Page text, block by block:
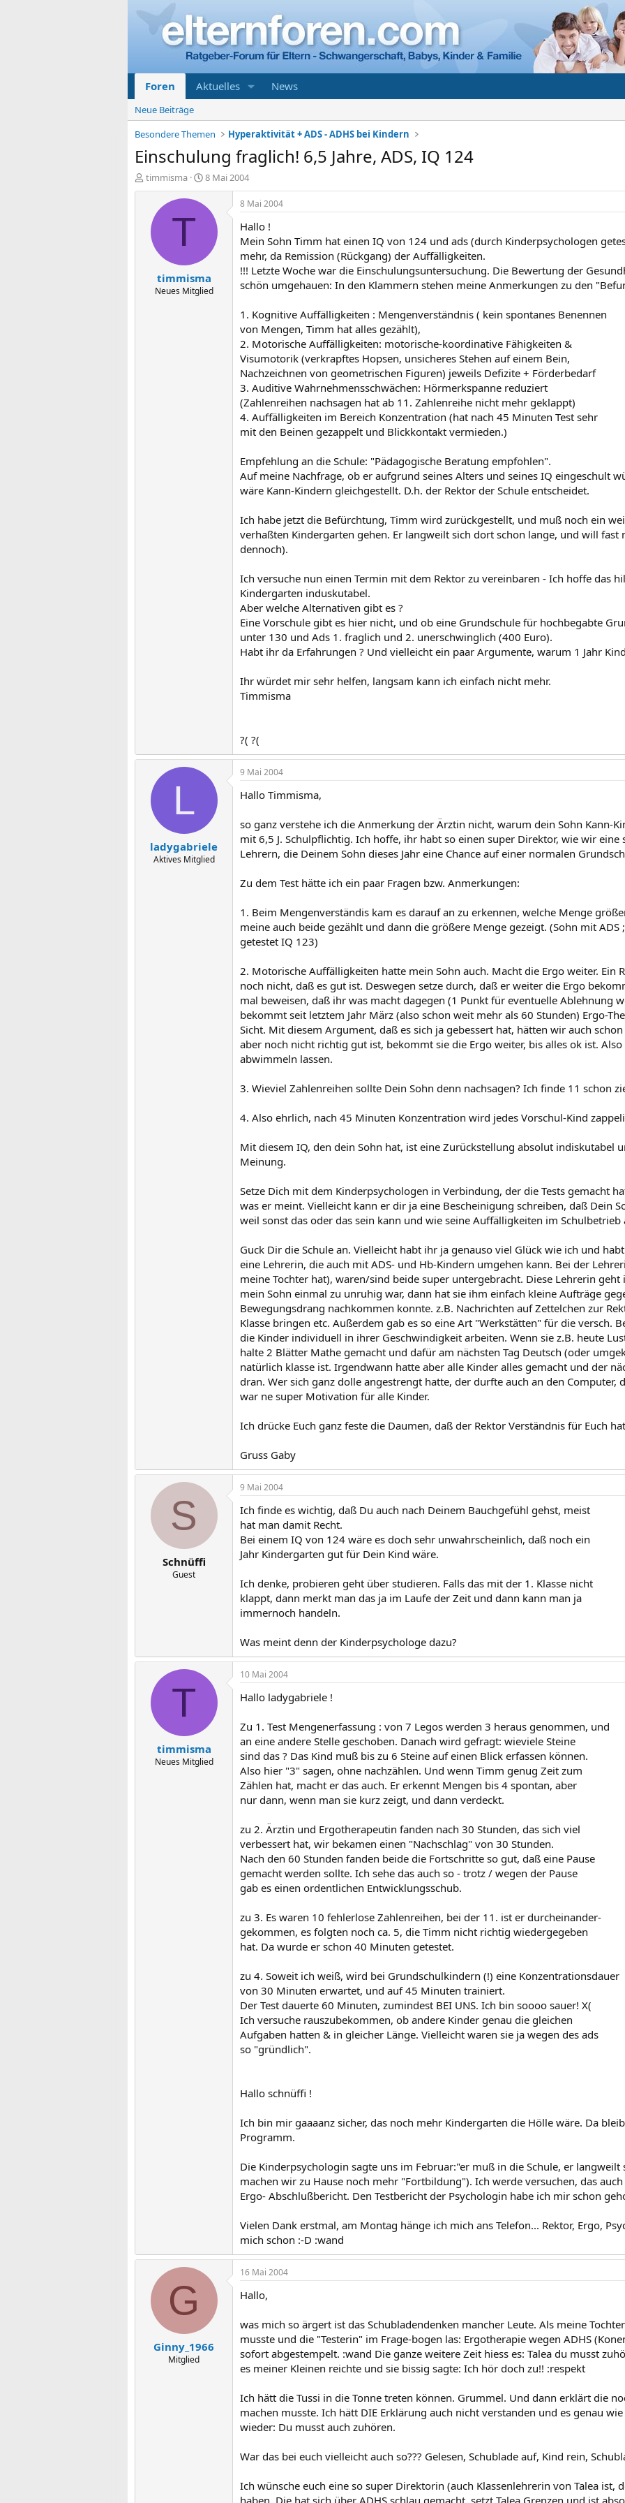
Foren Aktuelles News
Neue Beiträge
Besondere Themen
Hyperaktivität + ADS - ADHS bei Kindern
Einschulung fraglich! 6,5 Jahre, ADS, IQ 124
E
r
timmisma
E
r
a
m
8 Mai 2004
T
timmisma
Neues Mitglied
8 Mai 2004
Hallo !
Mein Sohn Timm hat einen IQ von 124 und ads (durch Kinderpsychologen
mehr, da Remission (Rückgang) der Auffälligkeiten.
!!! Letzte Woche war die Einschulungsuntersuchung. Die Bewertung der
schön umgehauen: In den Klammern stehen meine Anmerkungen zu den
1. Kognitive Auffälligkeiten : Mengenverständnis ( kein spontanes Benennen
von Mengen, Timm hat alles gezählt),
2. Motorische Auffälligkeiten: motorische-koordinative Fähigkeiten &
Visumotorik (verkrapftes Hopsen, unsicheres Stehen auf einem Bein,
Nachzeichnen von geometrischen Figuren) jeweils Defizite + Förderbedarf
3. Auditive Wahrnehmensschwächen: Hörmerkspanne reduziert
(Zahlenreihen nachsagen hat ab 11. Zahlenreihe nicht mehr geklappt)
4. Auffälligkeiten im Bereich Konzentration (hat nach 45 Minuten Test sehr
mit den Beinen gezappelt und Blickkontakt vermieden.)
Empfehlung an die Schule: "Pädagogische Beratung empfohlen".
Auf meine Nachfrage, ob er aufgrund seines Alters und seines IQ eingeschult
wäre Kann-Kindern gleichgestellt. D.h. der Rektor der Schule entscheidet.
Ich habe jetzt die Befürchtung, Timm wird zurückgestellt, und muß noch ein
verhaßten Kindergarten gehen. Er langweilt sich dort schon lange, und will
dennoch).
Ich versuche nun einen Termin mit dem Rektor zu vereinbaren - Ich hoffe das
Kindergarten induskutabel.
Aber welche Alternativen gibt es ?
Eine Vorschule gibt es hier nicht, und ob eine Grundschule für hochbegabte
unter 130 und Ads 1. fraglich und 2. unerschwinglich (400 Euro).
Habt ihr da Erfahrungen ? Und vielleicht ein paar Argumente, warum 1 Jahr
Ihr würdet mir sehr helfen, langsam kann ich einfach nicht mehr.
Timmisma
?( ?(
L
ladygabriele
Aktives Mitglied
9 Mai 2004
Hallo Timmisma,
so ganz verstehe ich die Anmerkung der Ärztin nicht, warum dein Sohn Kann-
mit 6,5 J. Schulpflichtig. Ich hoffe, ihr habt so einen super Direktor, wie wir
Lehrern, die Deinem Sohn dieses Jahr eine Chance auf einer normalen
Zu dem Test hätte ich ein paar Fragen bzw. Anmerkungen:
1. Beim Mengenverständis kam es darauf an zu erkennen, welche Menge
meine auch beide gezählt und dann die größere Menge gezeigt. (Sohn mit
getestet IQ 123)
2. Motorische Auffälligkeiten hatte mein Sohn auch. Macht die Ergo weiter. Ein
noch nicht, daß es gut ist. Deswegen setze durch, daß er weiter die Ergo
mal beweisen, daß ihr was macht dagegen (1 Punkt für eventuelle Ablehnung
bekommt seit letztem Jahr März (also schon weit mehr als 60 Stunden) Ergo-
Sicht. Mit diesem Argument, daß es sich ja gebessert hat, hätten wir auch
aber noch nicht richtig gut ist, bekommt sie die Ergo weiter, bis alles ok ist.
abwimmeln lassen.
3. Wieviel Zahlenreihen sollte Dein Sohn denn nachsagen? Ich finde 11 schon
4. Also ehrlich, nach 45 Minuten Konzentration wird jedes Vorschul-Kind
Mit diesem IQ, den dein Sohn hat, ist eine Zurückstellung absolut indiskutabel
Meinung.
Setze Dich mit dem Kinderpsychologen in Verbindung, der die Tests gemacht
was er meint. Vielleicht kann er dir ja eine Bescheinigung schreiben, daß Dein
weil sonst das oder das sein kann und wie seine Auffälligkeiten im
Guck Dir die Schule an. Vielleicht habt ihr ja genauso viel Glück wie ich und
eine Lehrerin, die auch mit ADS- und Hb-Kindern umgehen kann. Bei der
meine Tochter hat), waren/sind beide super untergebracht. Diese Lehrerin
mein Sohn einmal zu unruhig war, dann hat sie ihm einfach kleine Aufträge
Bewegungsdrang nachkommen konnte. z.B. Nachrichten auf Zettelchen zur
Klasse bringen etc. Außerdem gab es so eine Art "Werkstätten" für die versch.
die Kinder individuell in ihrer Geschwindigkeit arbeiten. Wenn sie z.B. heute
halte 2 Blätter Mathe gemacht und dafür am nächsten Tag Deutsch (oder
natürlich klasse ist. Irgendwann hatte aber alle Kinder alles gemacht und der
dran. Wer sich ganz dolle angestrengt hatte, der durfte auch an den Computer,
war ne super Motivation für alle Kinder.
Ich drücke Euch ganz feste die Daumen, daß der Rektor Verständnis für Euch
Gruss Gaby
S
Schnüffi
Guest
9 Mai 2004
Ich finde es wichtig, daß Du auch nach Deinem Bauchgefühl gehst, meist
hat man damit Recht.
Bei einem IQ von 124 wäre es doch sehr unwahrscheinlich, daß noch ein
Jahr Kindergarten gut für Dein Kind wäre.
Ich denke, probieren geht über studieren. Falls das mit der 1. Klasse nicht
klappt, dann merkt man das ja im Laufe der Zeit und dann kann man ja
immernoch handeln.
Was meint denn der Kinderpsychologe dazu?
T
timmisma
Neues Mitglied
10 Mai 2004
Hallo ladygabriele !
Zu 1. Test Mengenerfassung : von 7 Legos werden 3 heraus genommen, und
an eine andere Stelle geschoben. Danach wird gefragt: wieviele Steine
sind das ? Das Kind muß bis zu 6 Steine auf einen Blick erfassen können.
Also hier "3" sagen, ohne nachzählen. Und wenn Timm genug Zeit zum
Zählen hat, macht er das auch. Er erkennt Mengen bis 4 spontan, aber
nur dann, wenn man sie kurz zeigt, und dann verdeckt.
zu 2. Ärztin und Ergotherapeutin fanden nach 30 Stunden, das sich viel
verbessert hat, wir bekamen einen "Nachschlag" von 30 Stunden.
Nach den 60 Stunden fanden beide die Fortschritte so gut, daß eine Pause
gemacht werden sollte. Ich sehe das auch so - trotz / wegen der Pause
gab es einen ordentlichen Entwicklungsschub.
zu 3. Es waren 10 fehlerlose Zahlenreihen, bei der 11. ist er durcheinander-
gekommen, es folgten noch ca. 5, die Timm nicht richtig wiedergegeben
hat. Da wurde er schon 40 Minuten getestet.
zu 4. Soweit ich weiß, wird bei Grundschulkindern (!) eine Konzentrationsdauer
von 30 Minuten erwartet, und auf 45 Minuten trainiert.
Der Test dauerte 60 Minuten, zumindest BEI UNS. Ich bin soooo sauer! X(
Ich versuche rauszubekommen, ob andere Kinder genau die gleichen
Aufgaben hatten & in gleicher Länge. Vielleicht waren sie ja wegen des ads
so "gründlich".
Hallo schnüffi !
Ich bin mir gaaaanz sicher, das noch mehr Kindergarten die Hölle wäre. Da
Programm.
Die Kinderpsychologin sagte uns im Februar:"er muß in die Schule, er
machen wir zu Hause noch mehr "Fortbildung"). Ich werde versuchen, das
Ergo- Abschlußbericht. Den Testbericht der Psychologin habe ich mir schon
Vielen Dank erstmal, am Montag hänge ich mich ans Telefon... Rektor, Ergo,
mich schon :-D :wand
G
Ginny_1966
Mitglied
16 Mai 2004
Hallo,
was mich so ärgert ist das Schubladendenken mancher Leute. Als meine
musste und die "Testerin" im Frage-bogen las: Ergotherapie wegen ADHS
sofort abgestempelt. :wand Die ganze weitere Zeit hiess es: Talea du musst
es meiner Kleinen reichte und sie bissig sagte: Ich hör doch zu!! :respekt
Ich hätt die Tussi in die Tonne treten können. Grummel. Und dann erklärt die
machen musste. Ich hätt DIE Erklärung auch nicht verstanden und es genau
wieder: Du musst auch zuhören.
War das bei euch vielleicht auch so??? Gelesen, Schublade auf, Kind rein,
Ich wünsche euch eine so super Direktorin (auch Klassenlehrerin von Talea ist,
haben. Die hat sich über ADHS schlau gemacht, setzt Talea Grenzen und ist